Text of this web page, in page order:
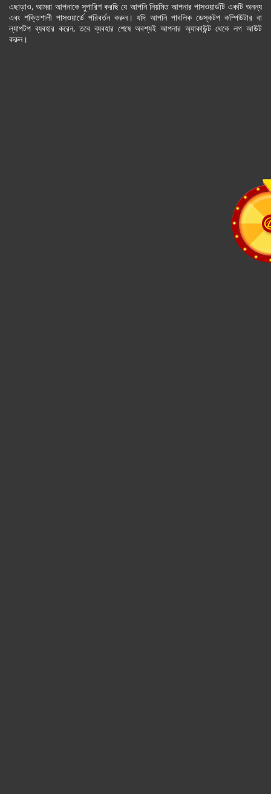
এছাড়াও, আমরা আপনাকে সুপারিশ করছি যে আপনি নিয়মিত আপনার পাসওয়ার্ডটি একটি অনন্য
এবং শক্তিশালী পাসওয়ার্ডে পরিবর্তন করুন। যদি আপনি পাবলিক ডেস্কটপ কম্পিউটার বা
ল্যাপটপ ব্যবহার করেন, তবে ব্যবহার শেষে অবশ্যই আপনার অ্যাকাউন্ট থেকে লগ আউট
করুন।